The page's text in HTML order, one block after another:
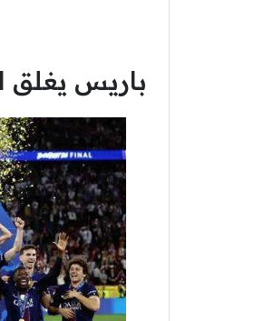
باريس يغلق